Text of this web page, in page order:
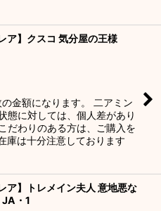
ア】クスコ 気分屋の王様
金額になります。 二アミン
態に対しては、個人差があり
だわりのある方は、ご購入を
庫は十分注意しております
ア】トレメイン夫人 意地悪な
・1